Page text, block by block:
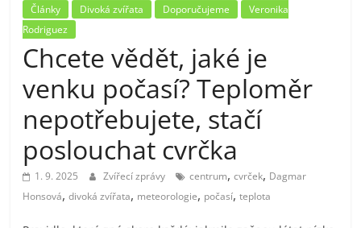
Články Divoká zvířata Doporučujeme
Veronika
Rodriguez
Chcete vědět, jaké je
venku počasí? Teploměr
nepotřebujete, stačí
poslouchat cvrčka
1. 9. 2025 Zvířecí zprávy centrum,cvrček, Dagmar
Honsová,divoká zvířata, meteorologie, počasí,teplota